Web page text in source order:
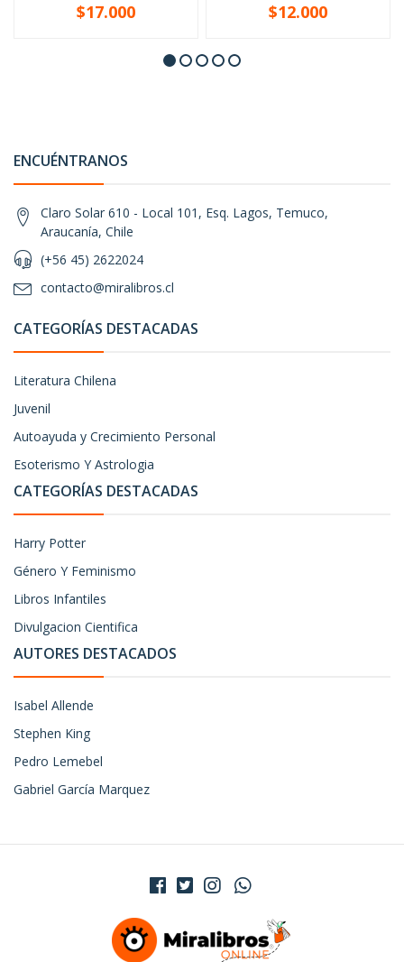
$17.000 $12.000
ENCUÉNTRANOS
Claro Solar 610 - Local 101, Esq. Lagos, Temuco,
Araucanía, Chile
(+56 45) 2622024
contacto@miralibros.cl
CATEGORÍAS DESTACADAS
Literatura Chilena
Juvenil
Autoayuda y Crecimiento Personal
Esoterismo Y Astrologia
CATEGORÍAS DESTACADAS
Harry Potter
Género Y Feminismo
Libros Infantiles
Divulgacion Cientifica
AUTORES DESTACADOS
Isabel Allende
Stephen King
Pedro Lemebel
Gabriel García Marquez